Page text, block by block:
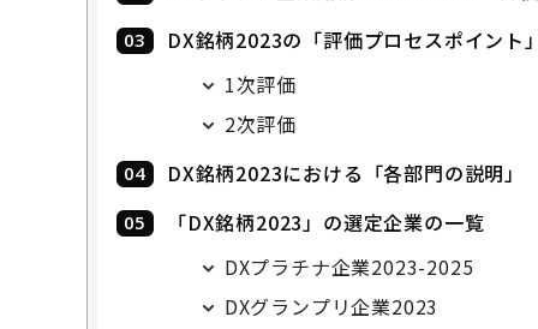
DX銘柄2023の「評価プロセスポイント」
1次評価
2次評価
DX銘柄2023における「各部門の説明」
「DX銘柄2023」の選定企業の一覧
DXプラチナ企業2023-2025
DXグランプリ企業2023